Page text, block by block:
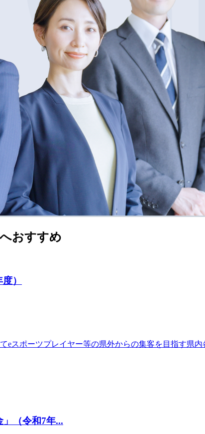
おすすめ
）
スポーツプレイヤー等の県外からの集客を目指す県内
（令和7年...